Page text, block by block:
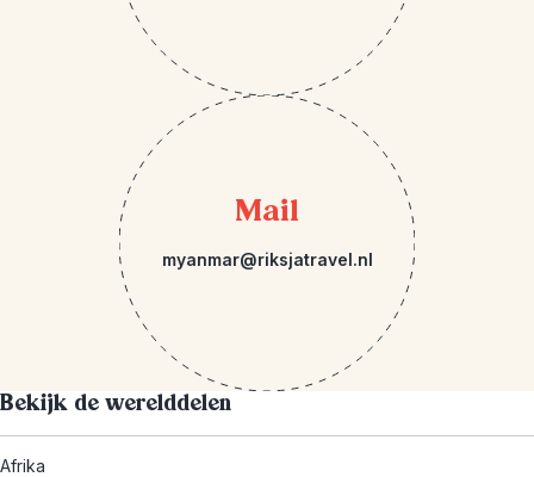
Mail
myanmar@riksjatravel.nl
Bekijk de werelddelen
Afrika